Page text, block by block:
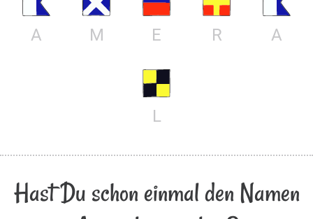
A M E R A
L
Hast Du schon einmal den Namen